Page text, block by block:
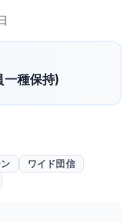
一種保持)
ワイド団信